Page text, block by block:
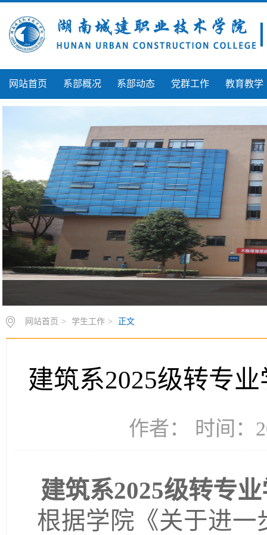
网站首页 系部概况 系部动态 党群工作 教育教学
网站首页 > 学生工作 > 正文
建筑系2025级转专
作者： 时间：
建筑系2025级转专
根据学院《关于进一